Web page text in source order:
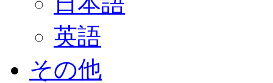
英語
その他